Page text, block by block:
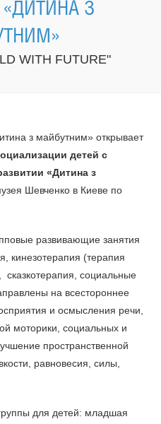
З
WITH FUTURE"
з майбутним» открывает
детей с
«Дитина з
Шевченко в Киеве по
развивающие занятия
кинезотерапия (терапия
социальные
на всестороннее
и осмысления речи,
моторики, социальных и
пространственной
равновесия, силы,
для детей: младшая